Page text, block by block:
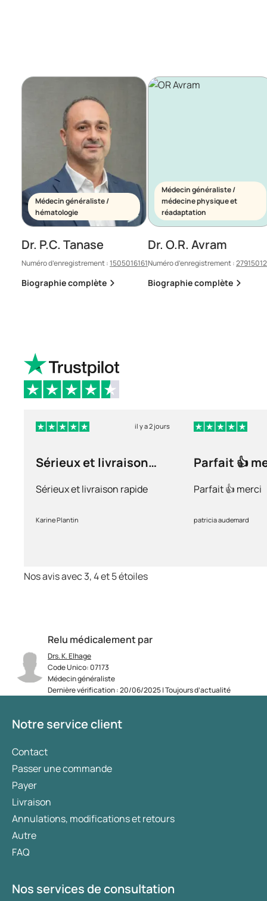
Relu médicalement par
Drs. K. Elhage
Code Unico: 07173
Médecin généraliste
Dernière vérification : 20/06/2025 | Toujours d’actualité
Médecin généraliste /
hématologie
Dr. P.C. Tanase
Numéro d’enregistrement :1505016161
Biographie complète
Médecin généraliste /
médecine physique et
réadaptation
Dr. O.R. Avram
Numéro d’enregistrement :
Biographie complète
il y a 2 jours
Sérieux et livraison
Sérieux et livraison rapide
Karine Plantin
Parfait 👍
Parfait 👍 merci
patricia audemard
Nos avis avec 3, 4 et 5 étoiles
Notre service client
Contact
Passer une commande
Payer
Livraison
Annulations, modifications et retours
Autre
FAQ
Nos services de consultation